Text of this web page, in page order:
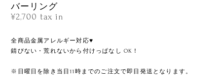
バーリング
¥2,700 tax in
全商品金属アレルギー対応♥
錆びない・荒れないから付けっぱなし OK！
※日曜日を除き当日11時までのご注文で即日発送となります。